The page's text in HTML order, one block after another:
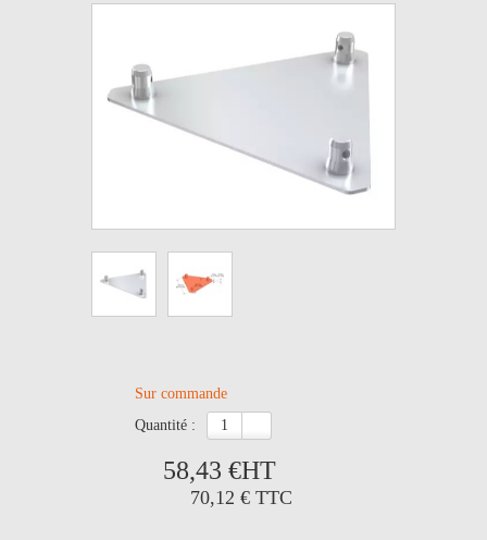
Sur commande
quantité :
58,43 €HT
70,12 € TTC